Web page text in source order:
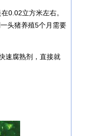
0.02立方米左右。
头猪养殖5个月需要
速腐熟剂，直接就